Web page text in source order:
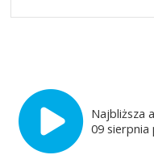
Najbliższa
09 sierpnia